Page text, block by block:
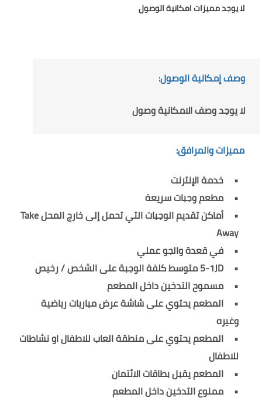
لا يوجد مميزات امكانية الوصول
وصف إمكانية الوصول:
لا يوجد وصف الامكانية وصول
مميزات والمرافق:
خدمة الإنترنت
مطعم وجبات سريعة
أماكن تقديم الوجبات التي تحمل إلى خارج المحل Take
Away
في قعدة والجو عملي
5-1JD متوسط كلفة الوجبة على الشخص / رخيص
مسموح التدخين داخل المطعم
المطعم يحتوي على شاشة عرض مباريات رياضية
وغيره
المطعم يحتوي على منطقة العاب للاطفال او نشاطات
للاطفال
المطعم يقبل بطاقات الائتمان
ممنوع التدخين داخل المطعم